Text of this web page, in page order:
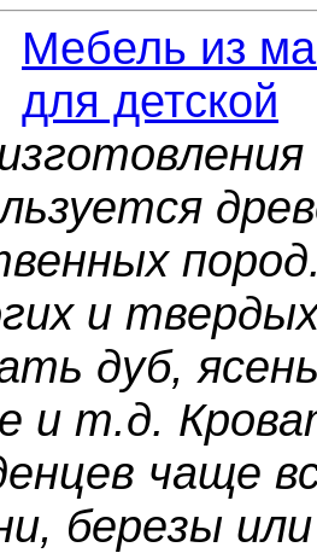
Мебель из
для детской
и
дуб,
и т.д.
чаще
березы